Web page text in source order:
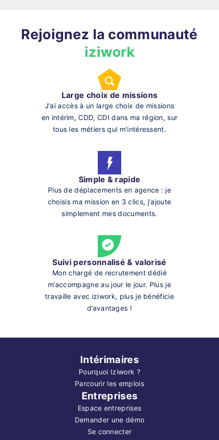
Rejoignez la communauté
iziwork
Large choix de missions
J’ai accès à un large choix de missions
en intérim, CDD, CDI dans ma région, sur
tous les métiers qui m’intéressent.
Simple & rapide
Plus de déplacements en agence : je
choisis ma mission en 3 clics, j'ajoute
simplement mes documents.
Suivi personnalisé & valorisé
Mon chargé de recrutement dédié
m’accompagne au jour le jour. Plus je
travaille avec iziwork, plus je bénéficie
d’avantages !
Intérimaires
Pourquoi Iziwork ?
Parcourir les emplois
Entreprises
Espace entreprises
Demander une démo
Se connecter